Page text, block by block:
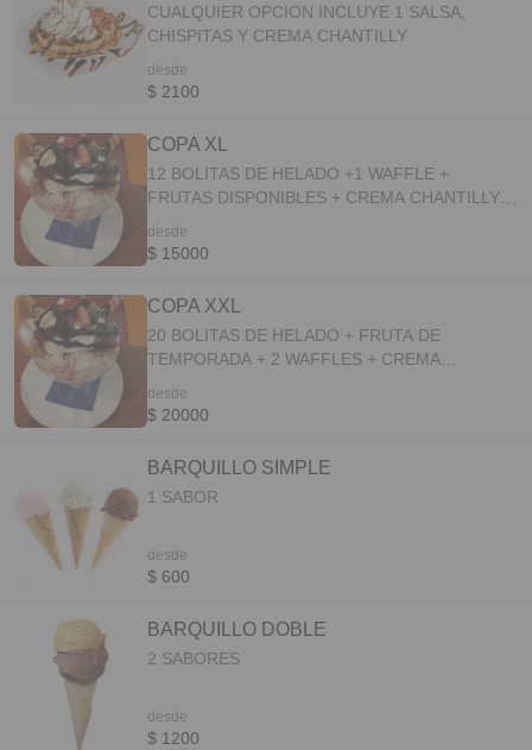
CUALQUIER OPCION INCLUYE 1 SALSA,
CHISPITAS Y CREMA CHANTILLY
desde
$ 2100
COPA XL
12 BOLITAS DE HELADO +1 WAFFLE +
FRUTAS DISPONIBLES + CREMA CHANTILLY +
GALLETAS DISPONIBLES + 2 BARQUILLOS
desde
$ 15000
COPA XXL
20 BOLITAS DE HELADO + FRUTA DE
TEMPORADA + 2 WAFFLES + CREMA
ELECCION + GALLETAS + 4 BARQUILLOS
desde
$ 20000
BARQUILLO SIMPLE
1 SABOR
desde
$ 600
BARQUILLO DOBLE
2 SABORES
desde
$ 1200